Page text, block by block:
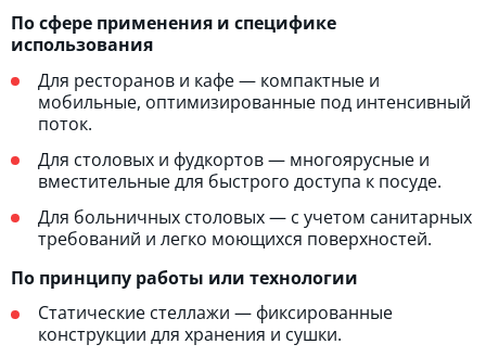
По сфере применения и специфике
использования
Для ресторанов и кафе — компактные и
мобильные, оптимизированные под интенсивный
поток.
Для столовых и фудкортов — многоярусные и
вместительные для быстрого доступа к посуде.
Для больничных столовых — с учетом санитарных
требований и легко моющихся поверхностей.
По принципу работы или технологии
Статические стеллажи — фиксированные
конструкции для хранения и сушки.